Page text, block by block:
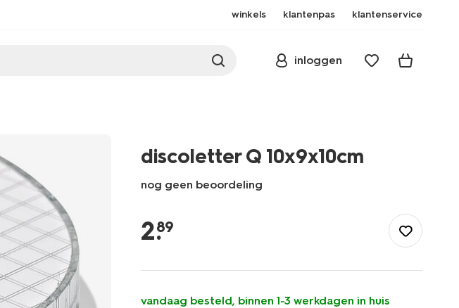
winkels klantenpas klantenservice
inloggen
discoletter Q 10x9x10cm
nog geen beoordeling
accessoires/discoletter-
2.
89
vandaag besteld, binnen 1-3 werkdagen in huis